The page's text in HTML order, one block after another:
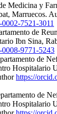
Medicina y
Marruecos.
7521-3011
de
Ibn Sina,
9771-5243
de
Hospitalario
https://
de
Hospitalario